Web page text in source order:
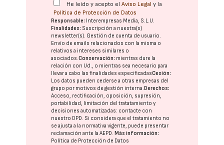
He leído y acepto elAviso Legal y la
Política de Protección de Datos
Responsable: Interempresas Media, S.L.U.
Finalidades: Suscripción a nuestra(s)
newsletter(s). Gestión de cuenta de usuario.
Envío de emails relacionados con la misma o
relativos a intereses similares o
asociados.Conservación: mientras dure la
relación con Ud., o mientras sea necesario para
llevar a cabo las finalidades especificadasCesión:
Los datos pueden cederse a otras empresas del
grupo por motivos de gestión interna. Derechos:
Acceso, rectificación, oposición, supresión,
portabilidad, limitación del tratatamiento y
decisiones automatizadas: contacte con
nuestro DPD. Si considera que el tratamiento no
se ajusta a la normativa vigente, puede presentar
reclamación ante laAEPD. Más información:
Política de Protección de Datos